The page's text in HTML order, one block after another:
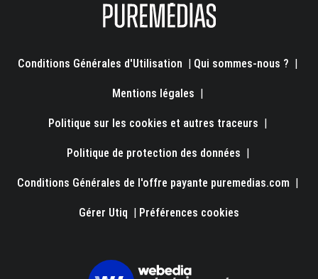
Conditions Générales d'Utilisation | Qui sommes-nous ? |
Mentions légales |
Politique sur les cookies et autres traceurs |
Politique de protection des données |
Conditions Générales de l'offre payante puremedias.com |
Gérer Utiq | Préférences cookies